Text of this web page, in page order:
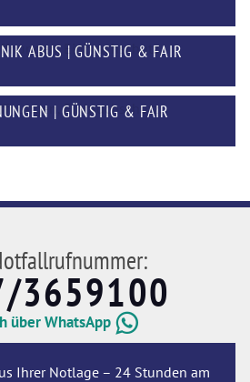
ABUS | GÜNSTIG & FAIR
| GÜNSTIG & FAIR
3659100
über WhatsApp
Ihrer Notlage – 24 Stunden am